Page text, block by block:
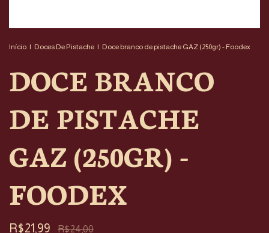
Início | Doces De Pistache | Doce branco de pistache GAZ (250gr) - Foodex
DOCE BRANCO
DE PISTACHE
GAZ (250GR) -
FOODEX
R$21,99
R$24,00